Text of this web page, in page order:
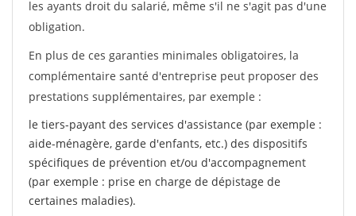
les ayants droit du salarié, même s'il ne s'agit pas d'une
obligation.
En plus de ces garanties minimales obligatoires, la
complémentaire santé d'entreprise peut proposer des
prestations supplémentaires, par exemple :
le tiers-payant des services d'assistance (par exemple :
aide-ménagère, garde d'enfants, etc.) des dispositifs
spécifiques de prévention et/ou d'accompagnement
(par exemple : prise en charge de dépistage de
certaines maladies).